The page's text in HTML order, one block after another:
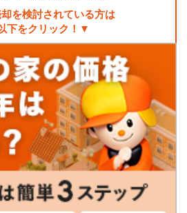
を検討されている方は
下をクリック！▼